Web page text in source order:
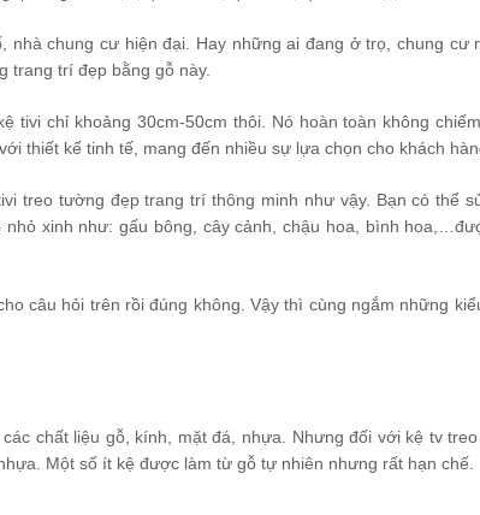
chung cư hiện đại. Hay những ai đang ở trọ, chung cư
trang trí đẹp bằng gỗ này.
tivi chỉ khoảng 30cm-50cm thôi. Nó hoàn toàn không
thiết kế tinh tế, mang đến nhiều sự lựa chọn cho khách
treo tường đẹp trang trí thông minh như vậy. Bạn có thể
xinh như: gấu bông, cây cảnh, chậu hoa, bình
câu hỏi trên rồi đúng không. Vậy thì cùng ngắm những
chất liệu gỗ, kính, mặt đá, nhựa. Nhưng đối với kệ tv
Một số ít kệ được làm từ gỗ tự nhiên nhưng rất hạn chế.